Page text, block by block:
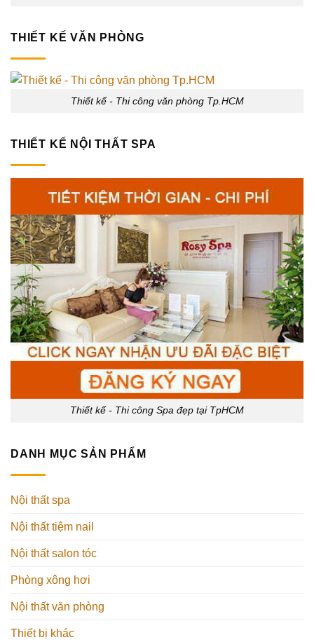
THIẾT KẾ VĂN PHÒNG
Thiết kế - Thi công văn phòng Tp.HCM
THIẾT KẾ NỘI THẤT SPA
Thiết kế - Thi công Spa đẹp tại TpHCM
DANH MỤC SẢN PHẨM
Nội thất spa
Nội thất tiệm nail
Nội thất salon tóc
Phòng xông hơi
Nội thất văn phòng
Thiết bị khác